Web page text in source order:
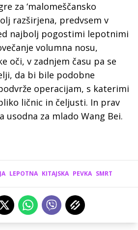
za ‘malomeščansko
razširjena, predvsem v
najbolj pogostimi lepotnimi
volumna nosu,
oči, v zadnjem času pa se
da bi bile podobne
operacijam, s katerimi
ličnic in čeljusti. In prav
usodna za mlado Wang Bei.
LEPOTNA KITAJSKA PEVKA SMRT